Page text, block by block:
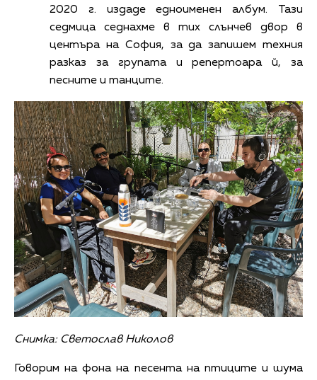
2020 г. издаде едноименен албум. Тази
седмица седнахме в тих слънчев двор в
центъра на София, за да запишем техния
разказ за групата и репертоара й, за
песните и танците.
Снимка: Светослав Николов
Говорим на фона на песента на птиците и шума